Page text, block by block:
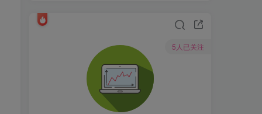
5人已关注